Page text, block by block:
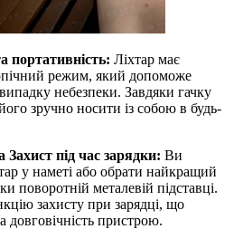
портативність: Ліхтар має
режим, який допоможе
небезпеки. Завдяки гачку
зручно носити із собою в будь-
Захист під час зарядки: Ви
у наметі або обрати найкращий
поворотній металевій підставці.
захисту при зарядці, що
довговічність пристрою.